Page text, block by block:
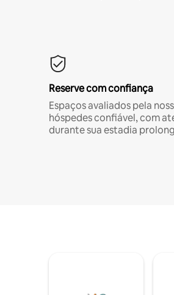
Reserve com confiança
Espaços avaliados pela
hóspedes confiável, com
durante sua estadia